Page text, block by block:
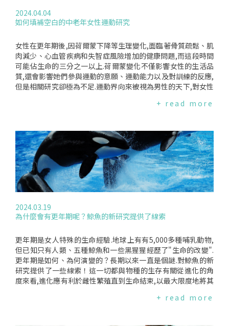
式很重要,然而,同樣重要的是建立自我照顧的空間.對某些人來
說,更年期可能令人害怕,騰出時間做一些能帶來快樂與平靜的事
悲傷、煩躁、焦慮和生活動力下降非常常見的.可以諮詢心理健
康專家,在某些情況下,醫療介入可能也會有所幫助,特別是如果
有抑鬱症症狀並導致暴食或缺乏運動時.更多相關閱讀研究顯示,
女性停經後心臟健康狀況迅速下降更年期不會體重增加,但是......
有點複雜當我們年紀越大我是否需要多吃蛋白質？編譯來源:CN
的研究人員一開始將參與者分為三組,CAC等級分別為1-99、10
0-399和400或更高.在第一次和第二次心臟掃描之間,CAC為1-9
得分中等的女性平均提高了31分,幾乎是男性16分的兩倍.根據
美國心臟學會年度科學會議上發表的研究結果,具有最高基線的
性別之間沒有顯著差異.研究結果表明,與男性相比,停經後女性
的斑塊形成速度更快,這表明許多女性罹患心臟病的風險急劇上
升.英國心臟基金會的VijayKunadian教授說:"更年期會增加心臟
下降."更年期也會導致女性身體發生變化,增加心血管疾病的風
降低女性心血管疾病的風險.我們需要為女性提供工具和知識來
掌控自己的健康,並向醫生尋求幫助,以保護她們免受未來心臟病
的困擾.編譯來源:DailyMail(2024.04.02)、ACC(2024.04.02)
2024.04.04
如何填補空白的中老年女性運動研究
女性在更年期後,因荷爾蒙下降等生理變化,面臨著骨質疏鬆、肌
肉減少、心血管疾病和失智症風險增加的健康問題,而這段時間
可能佔生命的三分之一以上.荷爾蒙變化不僅影響女性的生活品
質,還會影響她們參與運動的意願、運動能力以及對訓練的反應,
但是相關研究卻極為不足.運動界向來被視為男性的天下,對女性
健康,有必要加強對中老年女性在運動領域的研究.研究人員對六
老年女性的研究更是稀少.根據統計數據,中老年女性僅佔研究參
與者總數的9%,而對老年女性的研究僅占其中的16%.研究人員
強調,許多現有的相關研究存在著不足之處.例如,在描述更年期
狀態時術語不一致、將更年期前/中/後的女性混合在一起研究,
且沒有說明其他影響因子,例如是否使用荷爾蒙替代療法等,這些
問題影響了中老年女性研究的使用和影響力.就像在體育和運動
一樣,在以女性為對象的研究中,似乎將年齡在18歲至40歲間,有
自然月經週期的女性視為所有女性的代表.為了改善在研究中性
參與運動、鍛煉和身體活動的影響；研究運動和飲食改變在管
理症狀、改善健康和幸福感方面的作用,特別是在更年期及之
後；以及更年期後和荷爾蒙替代療法對運動表現和訓練反應的
影響.研究人員呼籲,體育和運動科學研究領域應採取積極行動,
消弭對中老年女性的數據和知識落差,才能更好地支持對女性和
+ read more
2024.03.19
為什麼會有更年期呢？鯨魚的新研究提供了線索
更年期是女人特殊的生命經驗.地球上有有5,000多種哺乳動物,
但已知只有人類、五種鯨魚和一些黑猩猩經歷了"生命的改變".
更年期是如何、為何演變的？長期以來一直是個謎.對鯨魚的新
研究提供了一些線索！這一切都與物種的生存有關從進化的角
度來看,進化應有利於雌性繁殖直到生命結束,以最大限度地將其
克羅夫特說:"那麼,為什麼人類和齒鯨會進化出更年期？這項新
+ read more